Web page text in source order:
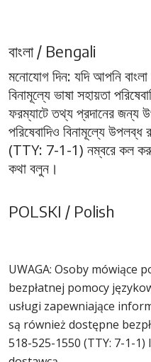
বাংলা / Bengali
মনোযোগ দিন: যদি আপনি
বিনামূল্যে ভাষা সহায়তা
ফরম্যাটে তথ্য প্রদানের জন্য
পরিষেবাদিও বিনামূল্যে
(TTY: 7-1-1) নম্বরে কল
কথা বলুন।
POLSKI / Polish
UWAGA: Osoby mówiące
bezpłatnej pomocy
usługi zapewniające
są również dostępne
518-525-1550 (TTY: 7-1-